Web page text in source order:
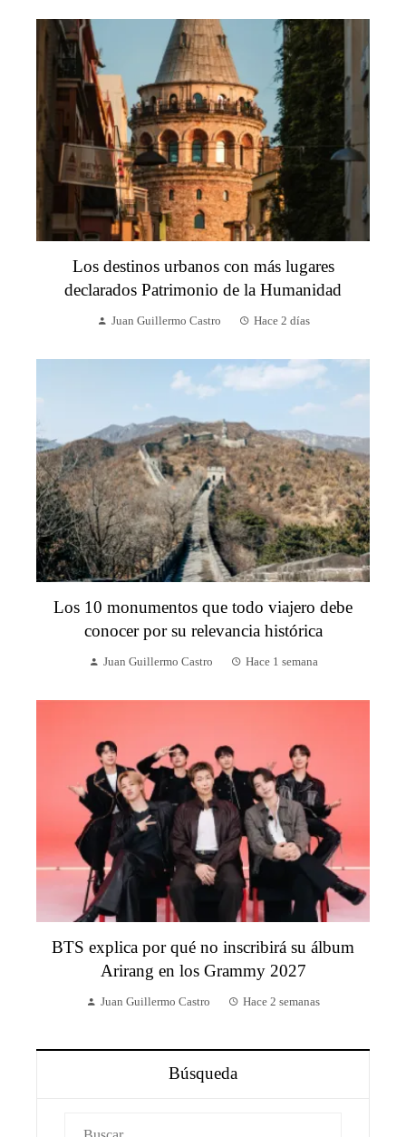
Los destinos urbanos con más lugares
declarados Patrimonio de la Humanidad
Juan Guillermo Castro Hace 2 días
Los 10 monumentos que todo viajero debe
conocer por su relevancia histórica
Juan Guillermo Castro Hace 1 semana
BTS explica por qué no inscribirá su álbum
Arirang en los Grammy 2027
Juan Guillermo Castro Hace 2 semanas
Búsqueda